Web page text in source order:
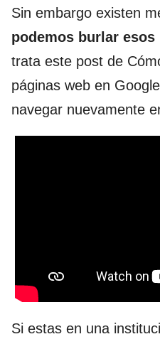
Sin embargo existen
podemos burlar esos
trata este post de
páginas web en
navegar nuevamente
Si estas en una